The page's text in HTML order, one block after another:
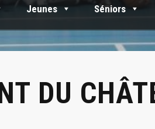
Jeunes Séniors
DU